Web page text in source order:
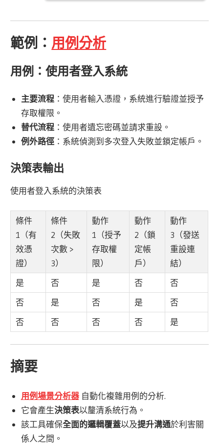
範例： 用例分析
用例：使用者登入系統
主要流程：使用者輸入憑證，系統進行驗證並授予
存取權限。
替代流程：使用者遺忘密碼並請求重設。
例外路徑：系統偵測到多次登入失敗並鎖定帳戶。
決策表輸出
使用者登入系統的決策表
條件
1（有
效憑
證）
條件
2（失敗
次數 >
3）
動作
1（授予
存取權
限）
動作
2（鎖
定帳
戶）
動作
3（發送
重設連
結）
是
否 是 否
否
否
是 否 是
否
否
否 否 否 是
摘要
用例場景分析器 自動化複雜用例的分析.
它會產生決策表以釐清系統行為。
該工具確保全面的邏輯覆蓋以及提升溝通於利害關
係人之間。